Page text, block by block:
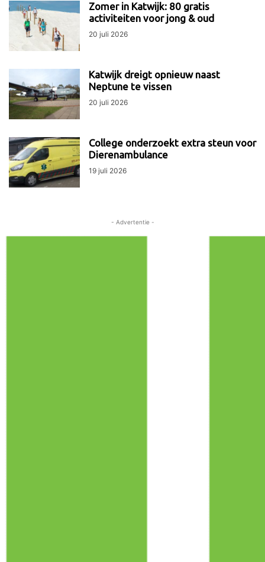
Zomer in Katwijk: 80 gratis
activiteiten voor jong & oud
20 juli 2026
Katwijk dreigt opnieuw naast
Neptune te vissen
20 juli 2026
College onderzoekt extra steun voor
Dierenambulance
19 juli 2026
- Advertentie -